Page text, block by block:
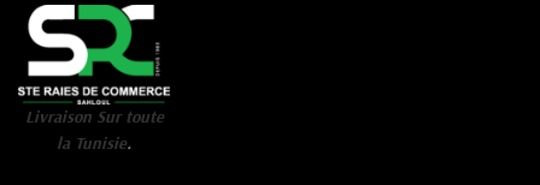
Livraison Sur toute
la Tunisie.